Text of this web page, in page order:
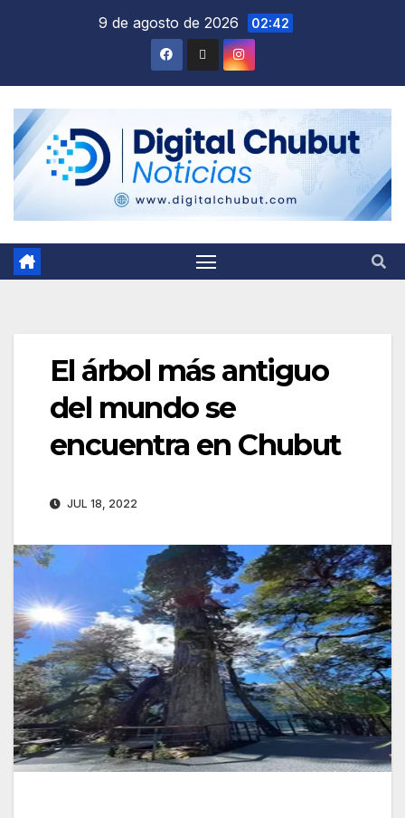
9 de agosto de 2026 02:42
El árbol más antiguo
del mundo se
encuentra en Chubut
JUL 18, 2022